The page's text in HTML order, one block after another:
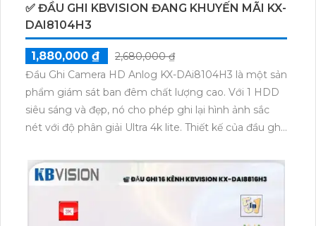
✅ ĐẦU GHI KBVISION ĐANG KHUYẾN MÃI KX-
DAI8104H3
1,880,000 ₫
2,680,000 ₫
Đầu Ghi Camera HD Anlog KX-DAi8104H3 là một sản
phẩm giám sát ban đêm chất lượng cao. Với 1 HDD
siêu sáng và đẹp, nó cho phép ghi lại hình ảnh sắc
nét với độ phân giải Ultra 4k lite. Thiết kế của đầu ghi
TVI, BCS HD, giúp hệ thống ổn định hơn và phù hợp
với công trình nhỏ.Đầu Ghi 4 kênh này còn nổi bật
với các chức năng ưu việt. Công nghệ AI giúp nhận
diện và phân loại đối tượng một cách chính xác. Hệ